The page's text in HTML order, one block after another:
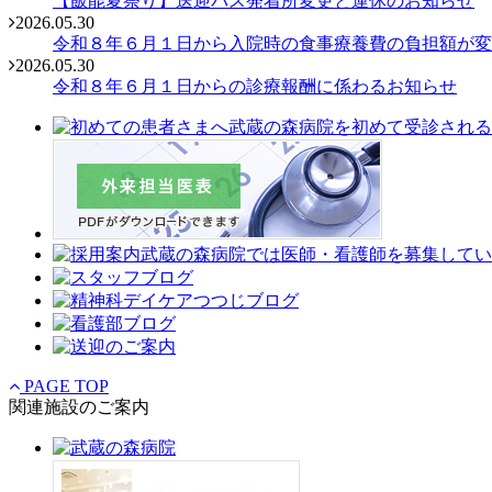
2026.05.30
令和８年６月１日から入院時の食事療養費の負担額が
2026.05.30
令和８年６月１日からの診療報酬に係わるお知らせ
PAGE TOP
関連施設のご案内